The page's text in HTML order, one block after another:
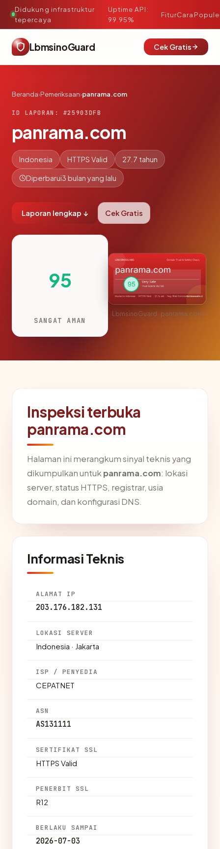
Didukung infrastruktur
tepercaya
·
Uptime API:
99.95%
FiturCara
LbmsinoGuard Cek Gratis
Beranda›Pemeriksaan›panrama.com
ID LAPORAN: #25903DFB
panrama.com
Indonesia HTTPS Valid 27.7 tahun
Diperbarui3 bulan yang lalu
Laporan lengkap ↓ Cek Gratis
95
SANGAT AMAN
LbmsinoGuard · panrama.com
Inspeksi terbuka
panrama.com
Halaman ini merangkum sinyal teknis yang
dikumpulkan untuk panrama.com: lokasi
server, status HTTPS, registrar, usia
domain, dan konfigurasi DNS.
Informasi Teknis
ALAMAT IP
203.176.182.131
LOKASI SERVER
Indonesia · Jakarta
ISP / PENYEDIA
CEPATNET
ASN
AS131111
SERTIFIKAT SSL
HTTPS Valid
PENERBIT SSL
R12
BERLAKU SAMPAI
2026-07-03